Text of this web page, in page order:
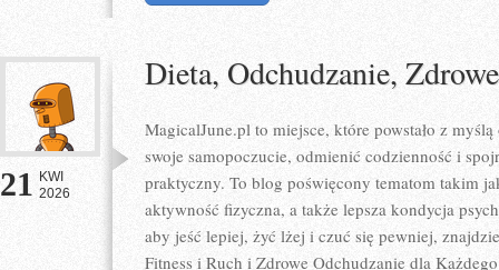
21 KWI
2026
Dieta, Odchudzanie,
MagicalJune.pl to miejsce, które powstało z
swoje samopoczucie, odmienić codzienność i
praktyczny. To blog poświęcony tematom takim
aktywność fizyczna, a także lepsza kondycja
aby jeść lepiej, żyć lżej i czuć się pewniej,
Fitness i Ruch i Zdrowe Odchudzanie dla